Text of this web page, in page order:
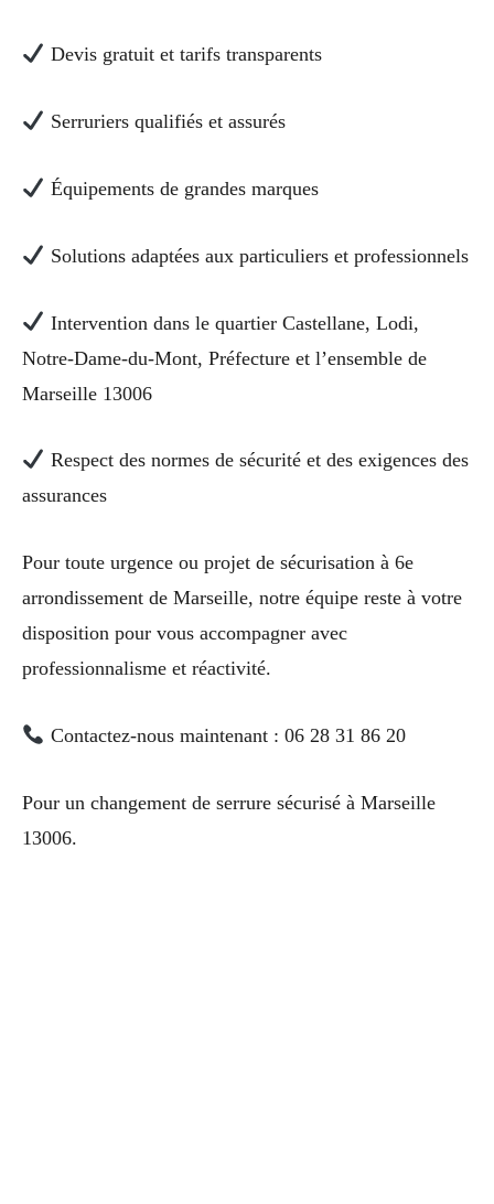
Devis gratuit et tarifs transparents
Serruriers qualifiés et assurés
Équipements de grandes marques
Solutions adaptées aux particuliers et professionnels
Intervention dans le quartier Castellane, Lodi,
Notre-Dame-du-Mont, Préfecture et l’ensemble de
Marseille 13006
Respect des normes de sécurité et des exigences des
assurances
Pour toute urgence ou projet de sécurisation à 6e
arrondissement de Marseille, notre équipe reste à votre
disposition pour vous accompagner avec
professionnalisme et réactivité.
Contactez-nous maintenant : 06 28 31 86 20
Pour un changement de serrure sécurisé à Marseille
13006.